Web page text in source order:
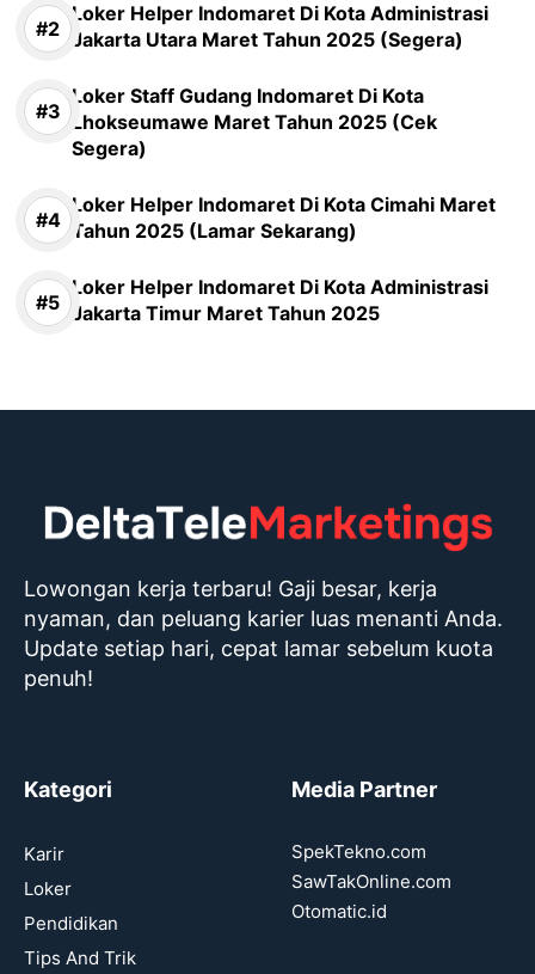
Loker Helper Indomaret Di Kota Administrasi
Jakarta Utara Maret Tahun 2025 (Segera)
Loker Staff Gudang Indomaret Di Kota
Lhokseumawe Maret Tahun 2025 (Cek
Segera)
Loker Helper Indomaret Di Kota Cimahi Maret
Tahun 2025 (Lamar Sekarang)
Loker Helper Indomaret Di Kota Administrasi
Jakarta Timur Maret Tahun 2025
Lowongan kerja terbaru! Gaji besar, kerja
nyaman, dan peluang karier luas menanti Anda.
Update setiap hari, cepat lamar sebelum kuota
penuh!
Kategori
Karir
Loker
Pendidikan
Tips And Trik
Media Partner
SpekTekno.com
SawTakOnline.com
Otomatic.id